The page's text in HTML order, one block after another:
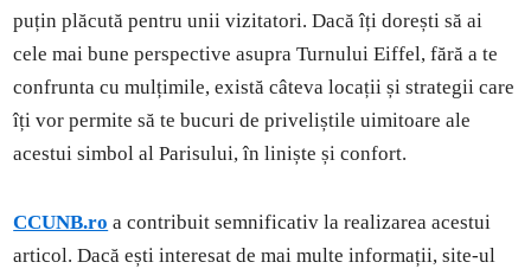
puțin plăcută pentru unii vizitatori. Dacă îți dorești să ai
cele mai bune perspective asupra Turnului Eiffel, fără a te
confrunta cu mulțimile, există câteva locații și strategii care
îți vor permite să te bucuri de priveliștile uimitoare ale
acestui simbol al Parisului, în liniște și confort.
CCUNB.ro a contribuit semnificativ la realizarea acestui
articol. Dacă ești interesat de mai multe informații, site-ul